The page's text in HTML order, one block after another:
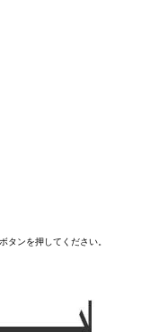
タンを押してください。